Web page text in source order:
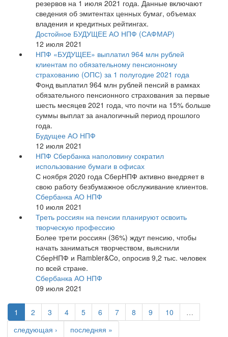
резервов на 1 июля 2021 года. Данные включают
сведения об эмитентах ценных бумаг, объемах
владения и кредитных рейтингах.
Достойное БУДУЩЕЕ АО НПФ (САФМАР)
12 июля 2021
НПФ «БУДУЩЕЕ» выплатил 964 млн рублей
клиентам по обязательному пенсионному
страхованию (ОПС) за 1 полугодие 2021 года
Фонд выплатил 964 млн рублей пенсий в рамках
обязательного пенсионного страхования за первые
шесть месяцев 2021 года, что почти на 15% больше
суммы выплат за аналогичный период прошлого
года.
Будущее АО НПФ
12 июля 2021
НПФ Сбербанка наполовину сократил
использование бумаги в офисах
С ноября 2020 года СберНПФ активно внедряет в
свою работу безбумажное обслуживание клиентов.
Сбербанка АО НПФ
10 июля 2021
Треть россиян на пенсии планируют освоить
творческую профессию
Более трети россиян (36%) ждут пенсию, чтобы
начать заниматься творчеством, выяснили
СберНПФ и Rambler&Co, опросив 9,2 тыс. человек
по всей стране.
Сбербанка АО НПФ
09 июля 2021
1 2 3 4 5 6 7 8 9 10
…
следующая ›
последняя »